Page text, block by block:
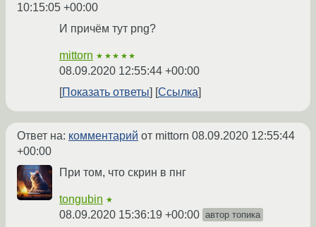
10:15:05 +00:00
И причём тут png?
mittorn ★★★★★
08.09.2020 12:55:44 +00:00
Показать ответы
Ссылка
Ответ на: комментарий от mittorn 08.09.2020 12:55:44
+00:00
При том, что скрин в пнг
tongubin ★
08.09.2020 15:36:19 +00:00 автор топика